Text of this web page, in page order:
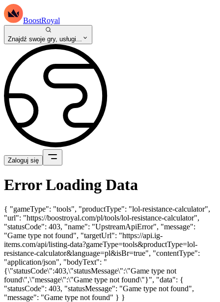
BoostRoyal
Znajdź swoje gry, usługi...
Zaloguj się
Error Loading Data
{ "gameType": "tools", "productType": "lol-resistance-calculator",
"url": "https://boostroyal.com/pl/tools/lol-resistance-calculator",
"statusCode": 403, "name": "UpstreamApiError", "message":
"Game type not found", "targetUrl": "https://api.ig-
items.com/api/listing-data?gameType=tools&productType=lol-
resistance-calculator&language=pl&isBr=true", "contentType":
"application/json", "bodyText": "
{\"statusCode\":403,\"statusMessage\":\"Game type not
found\",\"message\":\"Game type not found\"}", "data": {
"statusCode": 403, "statusMessage": "Game type not found",
"message": "Game type not found" } }